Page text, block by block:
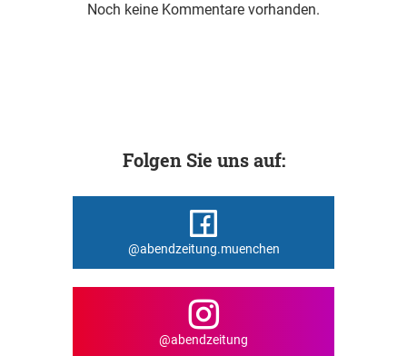
Noch keine Kommentare vorhanden.
Folgen Sie uns auf:
@abendzeitung.muenchen
@abendzeitung